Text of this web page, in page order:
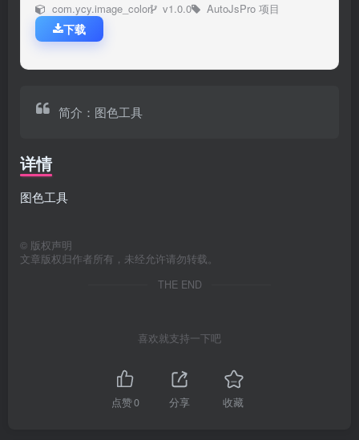
com.ycy.image_color v1.0.0 AutoJsPro 项目
下载
简介：图色工具
详情
图色工具
© 版权声明
文章版权归作者所有，未经允许请勿转载。
THE END
喜欢就支持一下吧
点赞0 分享 收藏